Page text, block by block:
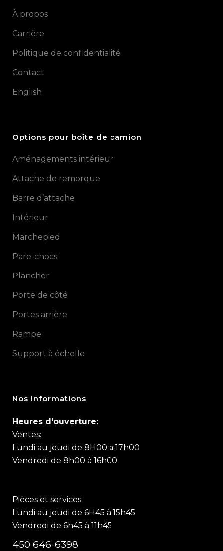
À propos
Carrière
Politique de confidentialité
Contact
English
Options pour boîte de camion
Aménagements intérieur
Attache de remorque
Barre d’attache
Intérieur
Marchepied
Pare-chocs
Plancher
Porte de côté
Portes arrière
Rampe
Support à échelle
Nos informations
Heures d'ouverture:
Ventes:
Lundi au jeudi de 8H00 à 17h00
Vendredi de 8h00 à 16h00
Pièces et services
Lundi au jeudi de 6H45 à 15h45
Vendredi de 6h45 à 11h45
450 646-6398